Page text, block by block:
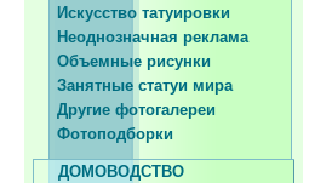
Искусство татуировки
Неоднозначная реклама
Объемные рисунки
Занятные статуи мира
Другие фотогалереи
Фотоподборки
ДОМОВОДСТВО